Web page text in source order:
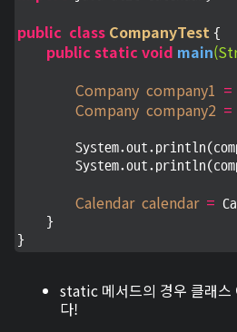
public class CompanyTest {
public static void main
Company company1 =
Company company2 =
Calendar calendar =
    }
}
static 메서드의 경우 클래스
다!